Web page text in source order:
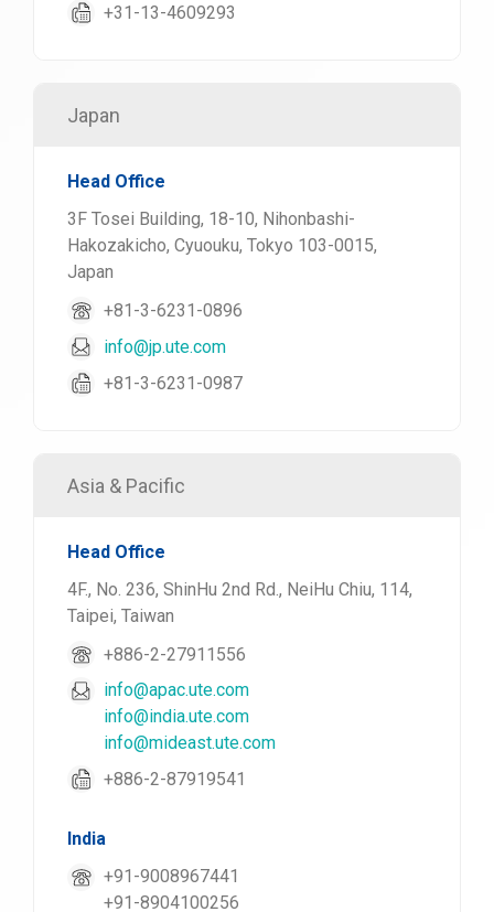
+31-13-4609293
Japan
Head Office
3F Tosei Building, 18-10, Nihonbashi-
Hakozakicho, Cyuouku, Tokyo 103-0015,
Japan
+81-3-6231-0896
info@jp.ute.com
+81-3-6231-0987
Asia & Pacific
Head Office
4F., No. 236, ShinHu 2nd Rd., NeiHu Chiu, 114,
Taipei, Taiwan
+886-2-27911556
info@apac.ute.com
info@india.ute.com
info@mideast.ute.com
+886-2-87919541
India
+91-9008967441
+91-8904100256